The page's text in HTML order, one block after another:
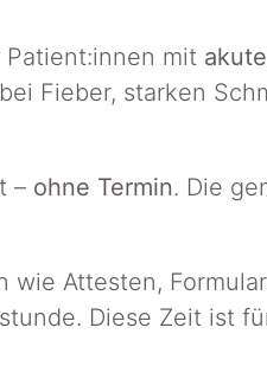
mit
Fieber, starken
– ohne Termin. Die
wie Attesten,
Diese Zeit ist